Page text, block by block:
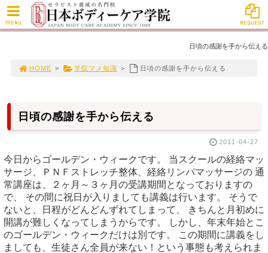
日頃の感謝を手から伝える
HOME > 学院マメ知識 > 日頃の感謝を手から伝える
日頃の感謝を手から伝える
2011-04-27
今日からゴールデン・ウィークです。 当スクールの経絡マッ
サージ、ＰＮＦストレッチ整体、経絡リンパマッサージの 通
常講座は、２ヶ月～３ヶ月の受講期間となっておりますの
で、 その間に祝日が入りましても講義は行います。 そうで
ないと、日程がどんどんずれてしまって、 きちんと月初めに
開講が難しくなってしまうからです。 しかし、年末年始とこ
のゴールデン・ウィークだけは別です。 この期間に講義をし
ましても、生徒さん全員が来ない！という事態も考えられま
MENU REQUEST